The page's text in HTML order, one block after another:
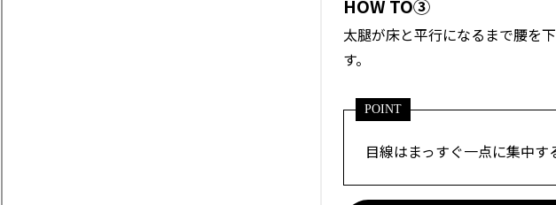
HOW TO③
太腿が床と平行になるまで腰を
す。
POINT
目線はまっすぐ一点に集中す